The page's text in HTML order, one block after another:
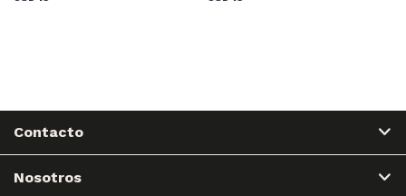
Contacto
Nosotros